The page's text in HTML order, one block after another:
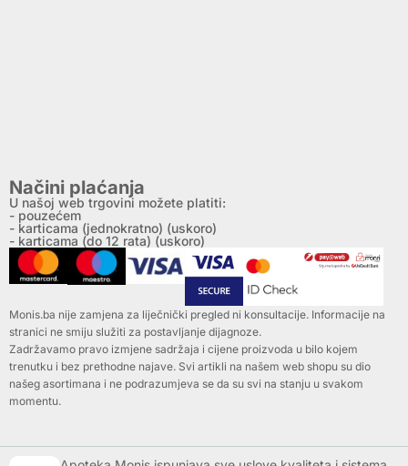
Načini plaćanja
U našoj web trgovini možete platiti:
- pouzećem
- karticama (jednokratno) (uskoro)
- karticama (do 12 rata) (uskoro)
Monis.ba nije zamjena za liječnički pregled ni konsultacije. Informacije na
stranici ne smiju služiti za postavljanje dijagnoze.
Zadržavamo pravo izmjene sadržaja i cijene proizvoda u bilo kojem
trenutku i bez prethodne najave. Svi artikli na našem web shopu su dio
našeg asortimana i ne podrazumjeva se da su svi na stanju u svakom
momentu.